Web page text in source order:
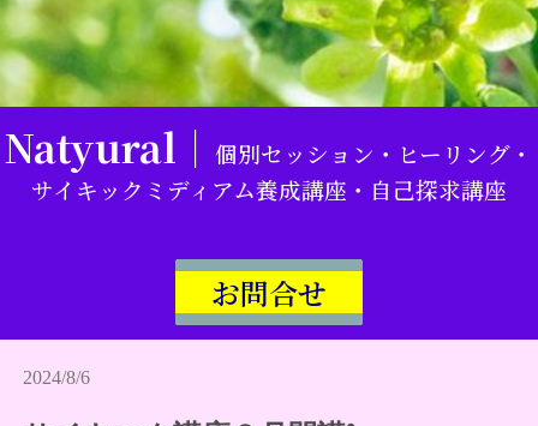
Natyural｜ 個別セッション・ヒーリング・
サイキックミディアム養成講座・自己探求講座
お問合せ
2024/8/6